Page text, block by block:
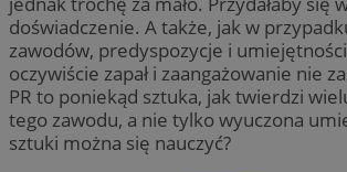
doświadczenie. A także, jak w
zawodów, predyspozycje i
oczywiście zapał i zaangażowanie nie
PR to poniekąd sztuka, jak twierdzi
tego zawodu, a nie tylko wyuczona
sztuki można się nauczyć?